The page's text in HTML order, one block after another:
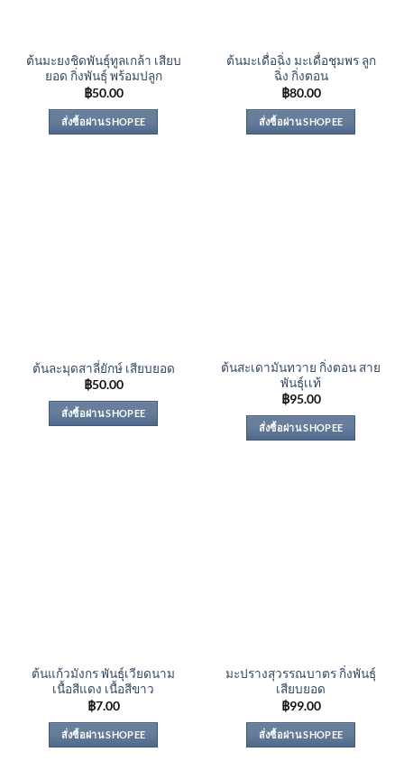
ต้นมะยงชิดพันธุ์ทูลเกล้า เสียบ
ยอด กิ่งพันธุ์ พร้อมปลูก
฿50.00
สั่งซื้อผ่าน SHOPEE
ต้นมะเดื่อฉิ่ง มะเดื่อชุมพร ลูก
ฉิ่ง กิ่งตอน
฿80.00
สั่งซื้อผ่าน SHOPEE
ต้นละมุดสาลี่ยักษ์ เสียบยอด
฿50.00
สั่งซื้อผ่าน SHOPEE
ต้นสะเดามันทวาย กิ่งตอน สาย
พันธุ์เเท้
฿95.00
สั่งซื้อผ่าน SHOPEE
ต้นแก้วมังกร พันธุ์เวียดนาม
เนื้อสีแดง เนื้อสีขาว
฿7.00
สั่งซื้อผ่าน SHOPEE
มะปรางสุวรรณบาตร กิ่งพันธุ์
เสียบยอด
฿99.00
สั่งซื้อผ่าน SHOPEE